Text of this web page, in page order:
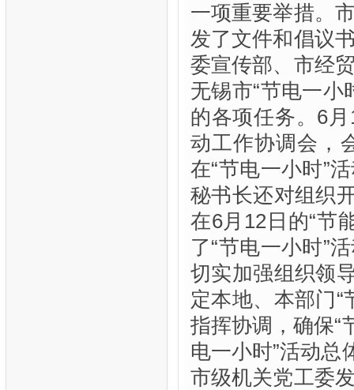
一项重要举措。
发了文件和倡议
委宣传部、市经
无锡市“节电一
的各项任务。 6
动工作协调会，
在“节电一小时”
秘书长还对组织
在6月12日的“节
了“节电一小时”
切实加强组织领
定本地、本部门
指挥协调，确保“
电一小时”活动总
市级机关党工委